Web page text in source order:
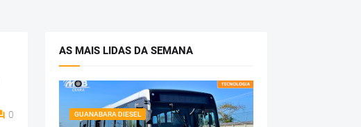
0
AS MAIS LIDAS DA SEMANA
GUANABARA DIESEL